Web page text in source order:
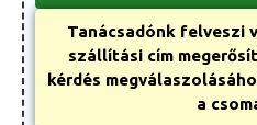
Tanácsadónk felveszi
szállítási cím
kérdés
a